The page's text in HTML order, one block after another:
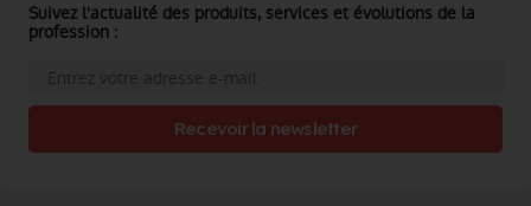
Suivez l'actualité des produits, services et évolutions de la
profession :
Recevoir la newsletter